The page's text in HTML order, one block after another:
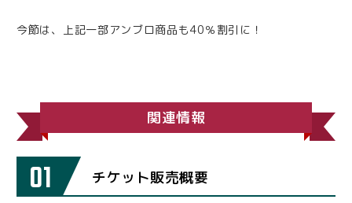
今節は、上記一部アンブロ商品も40％割引に！
関連情報
01 チケット販売概要